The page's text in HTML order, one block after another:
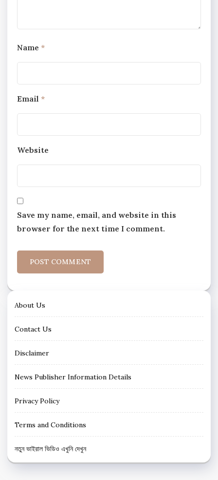
Name *
Email *
Website
Save my name, email, and website in this
browser for the next time I comment.
About Us
Contact Us
Disclaimer
News Publisher Information Details
Privacy Policy
Terms and Conditions
নতুন ভাইরাল ভিডিও এখুনি দেখুন